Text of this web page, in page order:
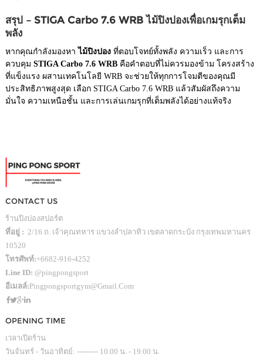
สรุป – STIGA Carbo 7.6 WRB ไม้ปิงปองเพื่อเกมรุกเต็ม
พลัง
หากคุณกำลังมองหา ไม้ปิงปอง ที่ตอบโจทย์ทั้งพลัง ความเร็ว และการ
ควบคุม STIGA Carbo 7.6 WRB คือคำตอบที่ไม่ควรมองข้าม โครงสร้าง
ที่แข็งแรง ผสานเทคโนโลยี WRB จะช่วยให้ทุกการโจมตีของคุณมี
ประสิทธิภาพสูงสุด เลือก STIGA Carbo 7.6 WRB แล้วสัมผัสถึงความ
มั่นใจ ความเหนือชั้น และการเล่นเกมรุกที่เต็มพลังได้อย่างแท้จริง
CONTACT US
ร้านปิงปองสปอร์ต
ที่อยู่ : 2/16 ถ. เจ้าคุณทหาร แขวงลำปลาทิว เขตลาดกระบัง กรุงเทพมหานคร
10520
โทรศัพท์:+6682-916-4252
Line ID: @pingpongsport
อีเมลล์:Pingpongsportgym@gmail.com
OPENING TIME
เวลาเปิดร้าน
วันจันทร์ - วันอาทิตย์: --------- 10.00 น. - 19.00 น.